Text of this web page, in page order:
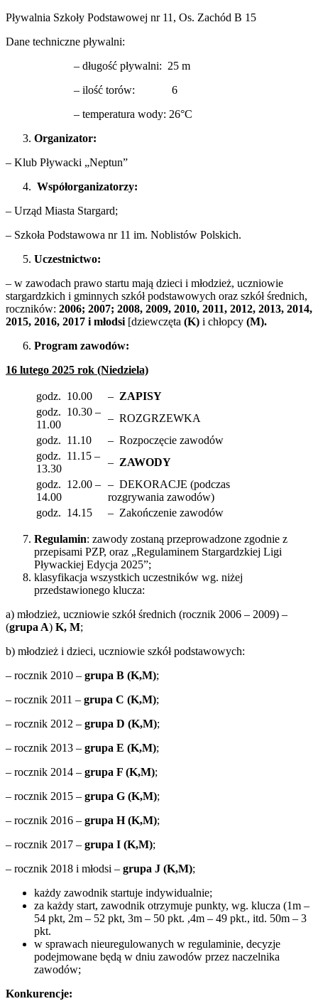
Pływalnia Szkoły Podstawowej nr 11, Os. Zachód B 15
Dane techniczne pływalni:
– długość pływalni: 25 m
– ilość torów: 6
– temperatura wody: 26°C
Organizator:
– Klub Pływacki „Neptun”
Współorganizatorzy:
– Urząd Miasta Stargard;
– Szkoła Podstawowa nr 11 im. Noblistów Polskich.
Uczestnictwo:
– w zawodach prawo startu mają dzieci i młodzież, uczniowie
stargardzkich i gminnych szkół podstawowych oraz szkół średnich,
roczników: 2006; 2007; 2008, 2009, 2010, 2011, 2012, 2013, 2014,
2015, 2016, 2017 i młodsi [dziewczęta (K) i chłopcy (M).
Program zawodów:
16 lutego 2025 rok (Niedziela)
godz. 10.00 – ZAPISY
godz. 10.30 –
11.00
– ROZGRZEWKA
godz. 11.10
– Rozpoczęcie zawodów
godz. 11.15 –
13.30
– ZAWODY
godz. 12.00 –
14.00
– DEKORACJE (podczas
rozgrywania zawodów)
godz. 14.15
– Zakończenie zawodów
Regulamin: zawody zostaną przeprowadzone zgodnie z
przepisami PZP, oraz „Regulaminem Stargardzkiej Ligi
Pływackiej Edycja 2025”;
klasyfikacja wszystkich uczestników wg. niżej
przedstawionego klucza:
a) młodzież, uczniowie szkół średnich (rocznik 2006 – 2009) –
(grupa A) K, M;
b) młodzież i dzieci, uczniowie szkół podstawowych:
– rocznik 2010 – grupa B (K,M);
– rocznik 2011 – grupa C (K,M);
– rocznik 2012 – grupa D (K,M);
– rocznik 2013 – grupa E (K,M);
– rocznik 2014 – grupa F (K,M);
– rocznik 2015 – grupa G (K,M);
– rocznik 2016 – grupa H (K,M);
– rocznik 2017 – grupa I (K,M);
– rocznik 2018 i młodsi – grupa J (K,M);
każdy zawodnik startuje indywidualnie;
za każdy start, zawodnik otrzymuje punkty, wg. klucza (1m –
54 pkt, 2m – 52 pkt, 3m – 50 pkt. ,4m – 49 pkt., itd. 50m – 3
pkt.
w sprawach nieuregulowanych w regulaminie, decyzje
podejmowane będą w dniu zawodów przez naczelnika
zawodów;
Konkurencje: